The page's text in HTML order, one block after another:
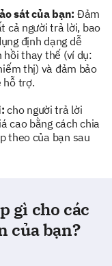
have faced
you like to
sát của bạn: Đảm
cả người trả lời, bao
định dạng dễ
hồi thay thế (ví dụ:
thị) và đảm bảo
hỗ trợ.
cho người trả lời
cao bằng cách chia
theo của bạn sau
gì cho các
của bạn?